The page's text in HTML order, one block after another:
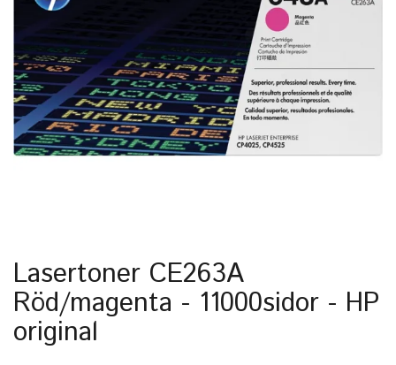
Lasertoner CE263A
Röd/magenta - 11000sidor - HP
original